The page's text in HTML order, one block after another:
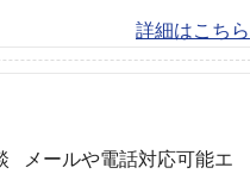
詳細はこちら
メールや電話対応可能エ